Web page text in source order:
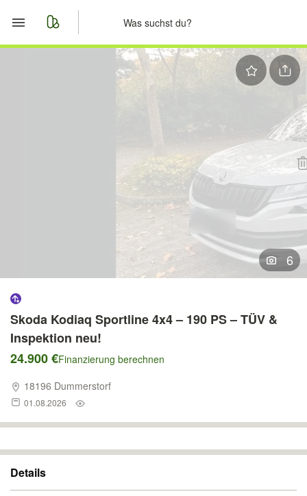
Anzeige aufgeben
6
Skoda Kodiaq Sportline 4x4 – 190 PS – TÜV &
Inspektion neu!
24.900 €Finanzierung berechnen
18196 Dummerstorf
01.08.2026
Details